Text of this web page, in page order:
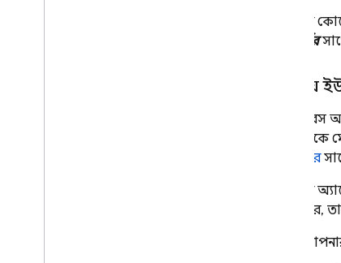
আপনার
প্যাটার্নের
ফায়ারবেস
অনুরোধকে
প্যাটার্নের
আপনার
চেষ্টা